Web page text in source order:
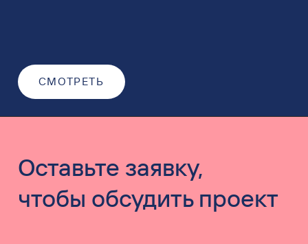
СМОТРЕТЬ
Оставьте заявку,
чтобы обсудить проект